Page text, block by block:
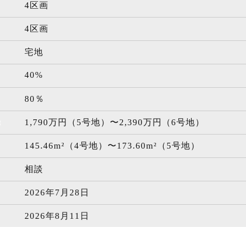
4区画
4区画
宅地
40%
80％
1,790万円（5号地）〜2,390万円（6号地）
145.46m²（4号地）〜173.60m²（5号地）
相談
2026年7月28日
2026年8月11日